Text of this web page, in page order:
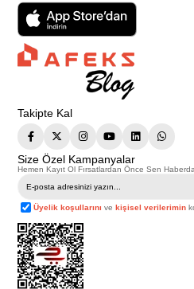
Takipte Kal
Size Özel Kampanyalar
Hemen Kayıt Ol Fırsatlardan Önce Sen
Üyelik koşullarını vekişisel verilerimin